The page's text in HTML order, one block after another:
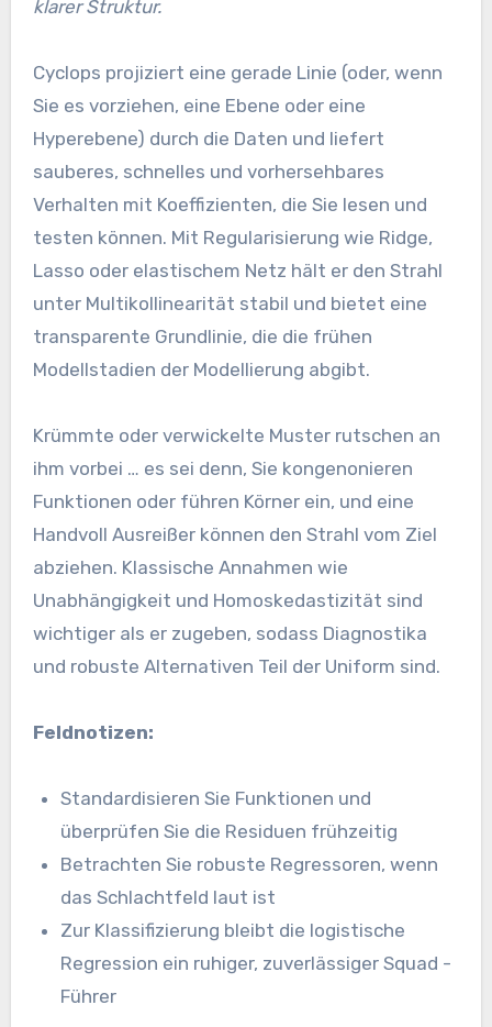
klarer Struktur.
Cyclops projiziert eine gerade Linie (oder, wenn
Sie es vorziehen, eine Ebene oder eine
Hyperebene) durch die Daten und liefert
sauberes, schnelles und vorhersehbares
Verhalten mit Koeffizienten, die Sie lesen und
testen können. Mit Regularisierung wie Ridge,
Lasso oder elastischem Netz hält er den Strahl
unter Multikollinearität stabil und bietet eine
transparente Grundlinie, die die frühen
Modellstadien der Modellierung abgibt.
Krümmte oder verwickelte Muster rutschen an
ihm vorbei … es sei denn, Sie kongenonieren
Funktionen oder führen Körner ein, und eine
Handvoll Ausreißer können den Strahl vom Ziel
abziehen. Klassische Annahmen wie
Unabhängigkeit und Homoskedastizität sind
wichtiger als er zugeben, sodass Diagnostika
und robuste Alternativen Teil der Uniform sind.
Feldnotizen:
Standardisieren Sie Funktionen und
überprüfen Sie die Residuen frühzeitig
Betrachten Sie robuste Regressoren, wenn
das Schlachtfeld laut ist
Zur Klassifizierung bleibt die logistische
Regression ein ruhiger, zuverlässiger Squad -
Führer